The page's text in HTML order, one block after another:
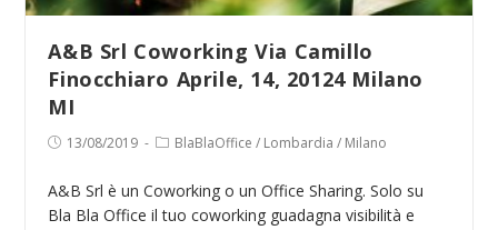
A&B Srl Coworking Via Camillo
Finocchiaro Aprile, 14, 20124 Milano
MI
Publicación
la
entrada:
13/08/2019
Categoría
la
entrada:
BlaBlaOffice / Lombardia / Milano
A&B Srl è un Coworking o un Office Sharing. Solo su
Bla Bla Office il tuo coworking guadagna visibilità e